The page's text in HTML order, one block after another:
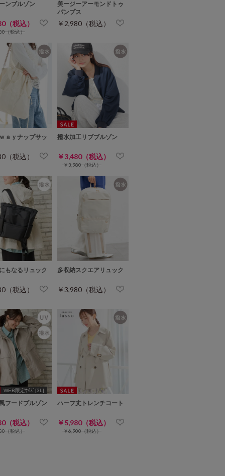
ンブルゾン
（税込）
（税込）
美ージーアーモンドトゥ
パンプス
￥2,980（税込）
ａｙナップサッ
（税込）
撥水加工リブブルゾン
￥3,480（税込）
￥3,980（税込）
もなるリュック
（税込）
多収納スクエアリュック
￥3,980（税込）
WEB限定ｻｲｽﾞ[3L]
フードブルゾン
（税込）
（税込）
ハーフ丈トレンチコート
￥5,980（税込）
￥6,900（税込）